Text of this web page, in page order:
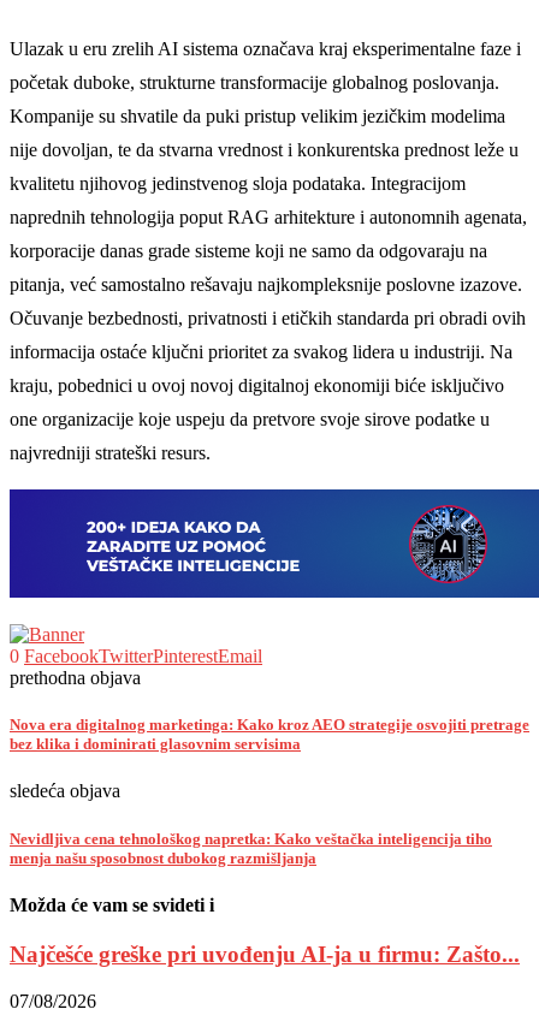
Ulazak u eru zrelih AI sistema označava kraj eksperimentalne faze i
početak duboke, strukturne transformacije globalnog poslovanja.
Kompanije su shvatile da puki pristup velikim jezičkim modelima
nije dovoljan, te da stvarna vrednost i konkurentska prednost leže u
kvalitetu njihovog jedinstvenog sloja podataka. Integracijom
naprednih tehnologija poput RAG arhitekture i autonomnih agenata,
korporacije danas grade sisteme koji ne samo da odgovaraju na
pitanja, već samostalno rešavaju najkompleksnije poslovne izazove.
Očuvanje bezbednosti, privatnosti i etičkih standarda pri obradi ovih
informacija ostaće ključni prioritet za svakog lidera u industriji. Na
kraju, pobednici u ovoj novoj digitalnoj ekonomiji biće isključivo
one organizacije koje uspeju da pretvore svoje sirove podatke u
najvredniji strateški resurs.
0 FacebookTwitterPinterestEmail
prethodna objava
Nova era digitalnog marketinga: Kako kroz AEO strategije osvojiti pretrage
bez klika i dominirati glasovnim servisima
sledeća objava
Nevidljiva cena tehnološkog napretka: Kako veštačka inteligencija tiho
menja našu sposobnost dubokog razmišljanja
Možda će vam se svideti i
Najčešće greške pri uvođenju AI-ja u firmu: Zašto...
07/08/2026